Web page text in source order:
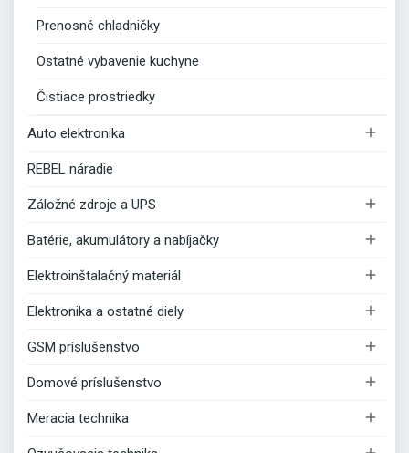
Prenosné chladničky
Ostatné vybavenie kuchyne
Čistiace prostriedky
Auto elektronika 
REBEL náradie
Záložné zdroje a UPS 
Batérie, akumulátory a nabíjačky 
Elektroinštalačný materiál 
Elektronika a ostatné diely 
GSM príslušenstvo 
Domové príslušenstvo 
Meracia technika 